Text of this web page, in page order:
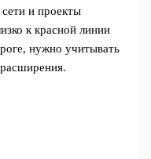
и проекты
к красной линии
нужно учитывать